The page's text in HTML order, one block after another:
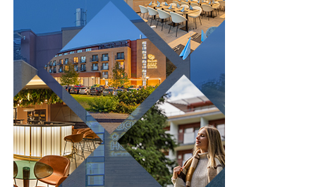
În concluzie, amanetul auto poate reprezenta o soluție
eficientă atunci când este ales în urma unei analize
atente și atunci când răspunde unei nevoi reale, pe
termen scurt. O instituție serioasă va explica în mod
transparent modul în care este realizată evaluarea
autoturismului, costurile aplicabile și condițiile
contractului, astfel încât decizia să fie luată în
cunoștință de cauză. Informarea corectă încă de la
început reduce riscul apariției unor neînțelegeri și
contribuie la alegerea celei mai potrivite soluții
financiare.